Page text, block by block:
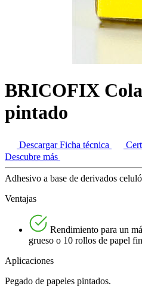
BRICOFIX
pintado
Descargar Ficha técnica
Descubre más
Adhesivo a base de derivados
Ventajas
Rendimiento para un
grueso o 10 rollos de papel
Aplicaciones
Pegado de papeles pintados.